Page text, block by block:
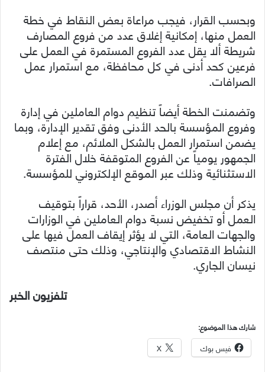
وبحسب القرار، فيجب مراعاة بعض النقاط في خطة
العمل منها، إمكانية إغلاق عدد من فروع المصارف
شريطة ألا يقل عدد الفروع المستمرة في العمل على
فرعين كحد أدنى في كل محافظة، مع استمرار عمل
الصرافات.
وتضمنت الخطة أيضاً تنظيم دوام العاملين في إدارة
وفروع المؤسسة بالحد الأدنى وفق تقدير الإدارة، وبما
يضمن استمرار العمل بالشكل الملائم، مع إعلام
الجمهور يومياً عن الفروع المتوقفة خلال الفترة
الاستثنائية وذلك عبر الموقع الإلكتروني للمؤسسة.
يذكر أن مجلس الوزراء أصدر، الأحد، قراراً بتوقيف
العمل أو تخفيض نسبة دوام العاملين في الوزارات
والجهات العامة، التي لا يؤثر إيقاف العمل فيها على
النشاط الاقتصادي والإنتاجي، وذلك حتى منتصف
نيسان الجاري.
تلفزيون الخبر
شارك هذا الموضوع:
فيس بوك X